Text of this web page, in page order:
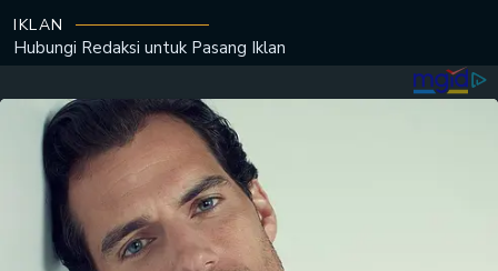
IKLAN
Hubungi Redaksi untuk Pasang Iklan